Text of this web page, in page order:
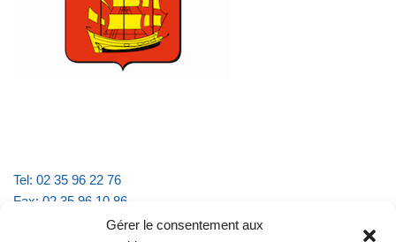
Gérer le consentement aux
Tel: 02 35 96 22 76
Fax: 02 35 96 10 86
Email : mairie.vattevillelarue@wanadoo.fr